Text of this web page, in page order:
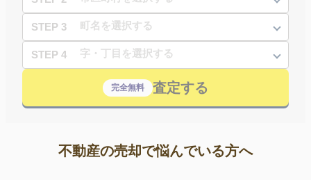
STEP 3
STEP 4
完全無料 査定する
不動産の売却で悩んでいる方へ